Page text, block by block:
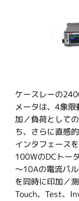
ケースレーの
メータは、4象
加／負荷として
ち、さらに直感
インタフェース
100WのDCトー
～10Aの電流パ
を同時に印加／
Touch、Test、